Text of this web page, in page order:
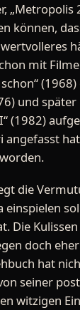
„Metropolis
können,
mit
(1968)
und
(1982)
angefasst
die
einspielen
Die
doch
hat
seiner
witzigen